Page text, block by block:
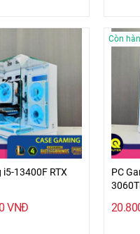
i5-13400F RTX
VNĐ
PC
Còn